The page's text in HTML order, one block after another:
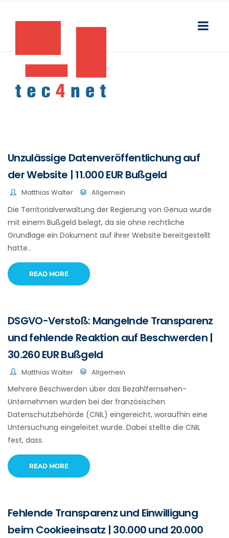
Unzulässige Datenveröffentlichung auf
der Website | 11.000 EUR Bußgeld
Matthias Walter Allgemein
Die Territorialverwaltung der Regierung von Genua wurde
mit einem Bußgeld belegt, da sie ohne rechtliche
Grundlage ein Dokument auf ihrer Website bereitgestellt
hatte..
READ MORE
DSGVO-Verstoß: Mangelnde Transparenz
und fehlende Reaktion auf Beschwerden |
30.260 EUR Bußgeld
Matthias Walter Allgemein
Mehrere Beschwerden über das Bezahlfernsehen-
Unternehmen wurden bei der französischen
Datenschutzbehörde (CNIL) eingereicht, woraufhin eine
Untersuchung eingeleitet wurde. Dabei stellte die CNIL
fest, dass.
READ MORE
Fehlende Transparenz und Einwilligung
beim Cookieeinsatz | 30.000 und 20.000